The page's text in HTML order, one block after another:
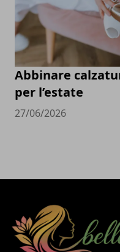
Abbinare
per l’estate
27/06/2026